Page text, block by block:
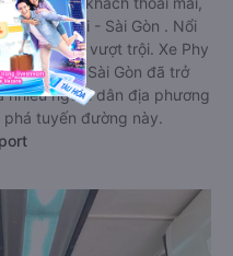
từ Củ Chi - Sài Gòn . Nổi
và dịch vụ vượt trội. Xe Phy
Củ Chi - Sài Gòn đã trở
nhiều người dân địa phương
tuyến đường này.